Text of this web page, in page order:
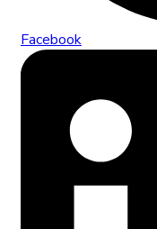
Facebook